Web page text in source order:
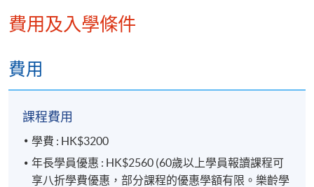
費用及入學條件
費用
課程費用
學費 : HK$3200
年長學員優惠 : HK$2560 (60歲以上學員報讀課程可
享八折學費優惠，部分課程的優惠學額有限。樂齡學